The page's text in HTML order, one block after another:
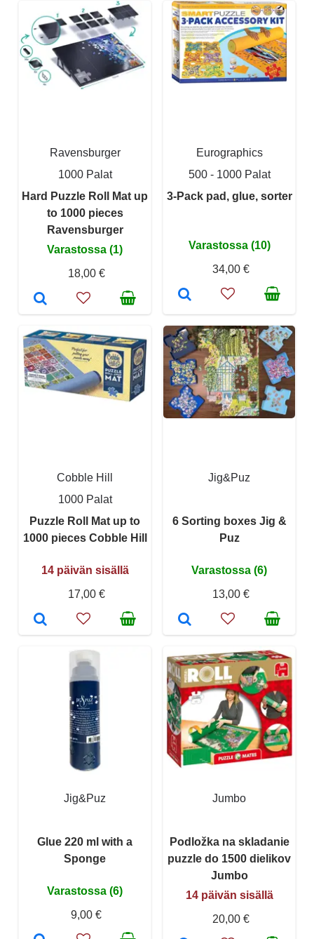
Ravensburger
1000 Palat
Hard Puzzle Roll Mat up
to 1000 pieces
Ravensburger
Varastossa (1)
18,00 €
Eurographics
500 - 1000 Palat
3-Pack pad, glue, sorter
Varastossa (10)
34,00 €
Cobble Hill
1000 Palat
Puzzle Roll Mat up to
1000 pieces Cobble Hill
14 päivän sisällä
17,00 €
Jig&Puz
6 Sorting boxes Jig &
Puz
Varastossa (6)
13,00 €
Jig&Puz
Glue 220 ml with a
Sponge
Varastossa (6)
9,00 €
Jumbo
Podložka na skladanie
puzzle do 1500 dielikov
Jumbo
14 päivän sisällä
20,00 €